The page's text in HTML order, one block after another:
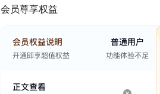
会员尊享权益